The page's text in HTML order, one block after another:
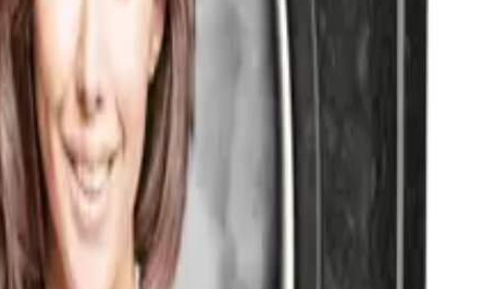
свеча, цветы и т.п.)